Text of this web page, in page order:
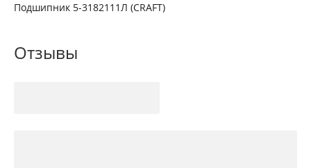
Подшипник 5-3182111Л (CRAFT)
Отзывы